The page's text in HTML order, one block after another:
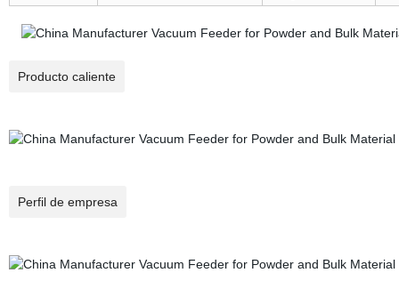
Producto caliente
Perfil de empresa